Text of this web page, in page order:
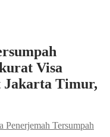
Visa
Jakarta Timur,
Penerjemah Tersumpah